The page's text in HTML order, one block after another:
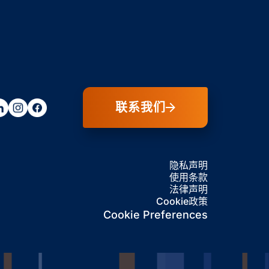
联系我们
隐私声明
使用条款
法律声明
Cookie政策
Cookie Preferences